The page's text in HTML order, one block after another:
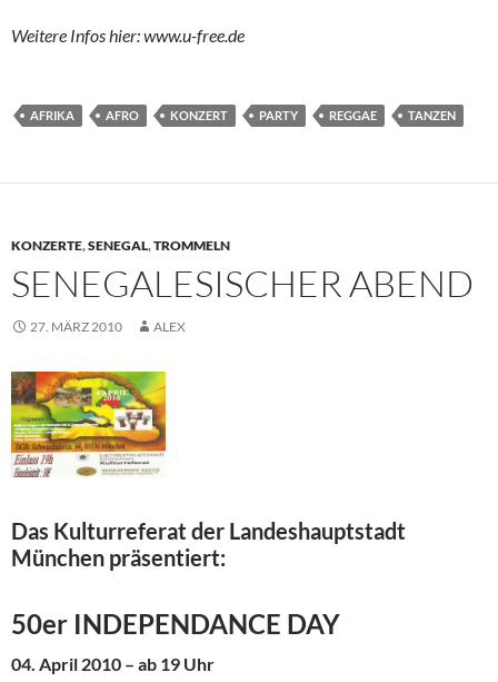
Weitere Infos hier: www.u-free.de
AFRIKA AFRO KONZERT PARTY REGGAE TANZEN
KONZERTE,SENEGAL,TROMMELN
SENEGALESISCHER ABEND
27. MÄRZ 2010 ALEX
Das Kulturreferat der Landeshauptstadt
München präsentiert:
50er INDEPENDANCE DAY
04. April 2010 – ab 19 Uhr